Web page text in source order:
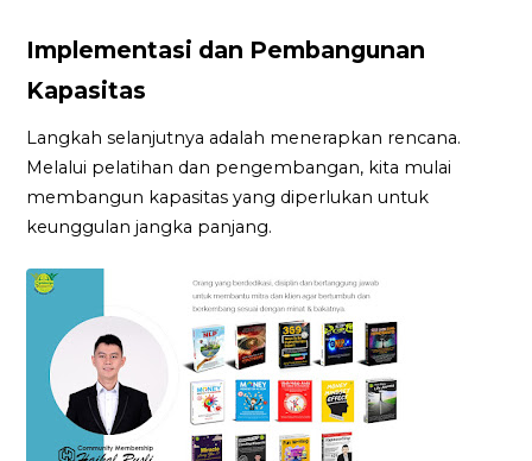
Implementasi dan Pembangunan
Kapasitas
Langkah selanjutnya adalah menerapkan rencana.
Melalui pelatihan dan pengembangan, kita mulai
membangun kapasitas yang diperlukan untuk
keunggulan jangka panjang.